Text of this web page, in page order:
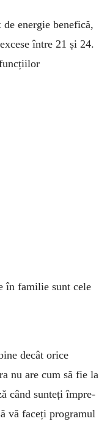
energie benefică,
între 21 și 24.
în familie sunt cele
decât orice
nu are cum să fie la
când sunteți împre­
vă faceți programul